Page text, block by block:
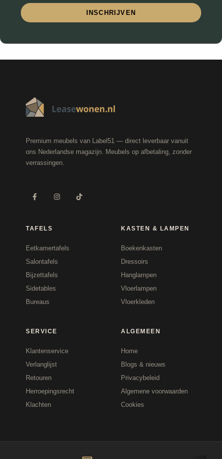
INSCHRIJVEN
Premium meubels van Label51 — direct leverbaar vanuit
ons Nederlandse magazijn. Meubels op afbetaling, zonder
verrassingen.
TAFELS
Eetkamertafels
Salontafels
Bijzettafels
Sidetables
Bureaus
KASTEN & LAMPEN
Boekenkasten
Dressoirs
Hanglampen
Vloerlampen
Vloerkleden
SERVICE
Klantenservice
Verlanglijst
Retouren
Herroepingsrecht
Klachten
ALGEMEEN
Home
Blogs & nieuws
Privacybeleid
Algemene voorwaarden
Cookies